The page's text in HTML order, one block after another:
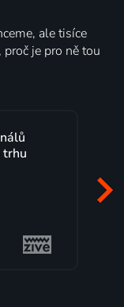
ale tisíce
je pro ně tou
sleduji už
začátek programu, to
Milada Tomešová